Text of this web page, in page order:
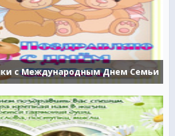
с Международным Днем Семьи